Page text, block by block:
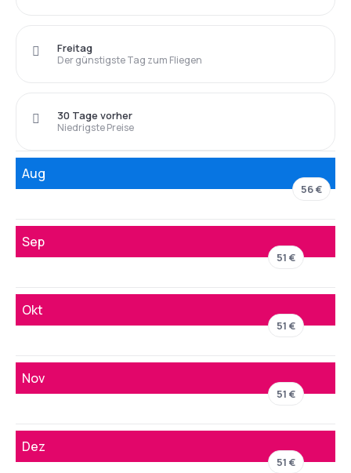
Der günstigste Tag zum Fliegen
Freitag
Niedrigste Preise
30 Tage vorher
Aug
56 €
Sep
51 €
Okt
51 €
Nov
51 €
Dez
51 €